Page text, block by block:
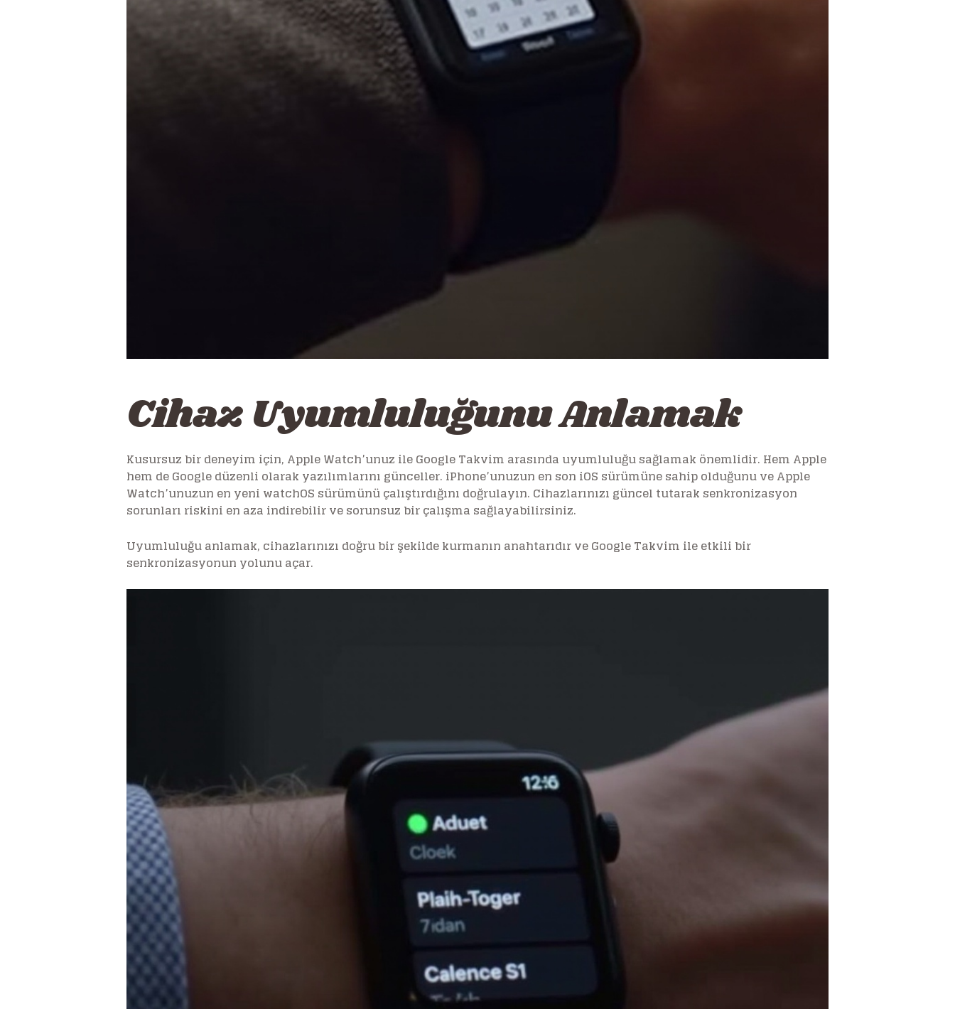
Cihaz Uyumluluğunu Anlamak
Kusursuz bir deneyim için, Apple Watch’unuz ile Google Takvim arasında uyumluluğu sağlamak önemlidir. Hem Apple
hem de Google düzenli olarak yazılımlarını günceller. iPhone’unuzun en son iOS sürümüne sahip olduğunu ve Apple
Watch’unuzun en yeni watchOS sürümünü çalıştırdığını doğrulayın. Cihazlarınızı güncel tutarak senkronizasyon
sorunları riskini en aza indirebilir ve sorunsuz bir çalışma sağlayabilirsiniz.
Uyumluluğu anlamak, cihazlarınızı doğru bir şekilde kurmanın anahtarıdır ve Google Takvim ile etkili bir
senkronizasyonun yolunu açar.